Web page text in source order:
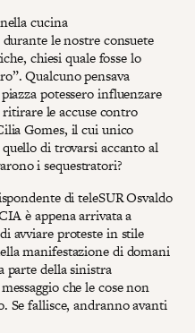
cucina
le nostre consuete
chiesi quale fosse lo
Qualcuno pensava
potessero influenzare
le accuse contro
Gomes, il cui unico
di trovarsi accanto al
i sequestratori?
di teleSUR Osvaldo
è appena arrivata a
avviare proteste in stile
manifestazione di domani
parte della sinistra
che le cose non
Se fallisce, andranno avanti